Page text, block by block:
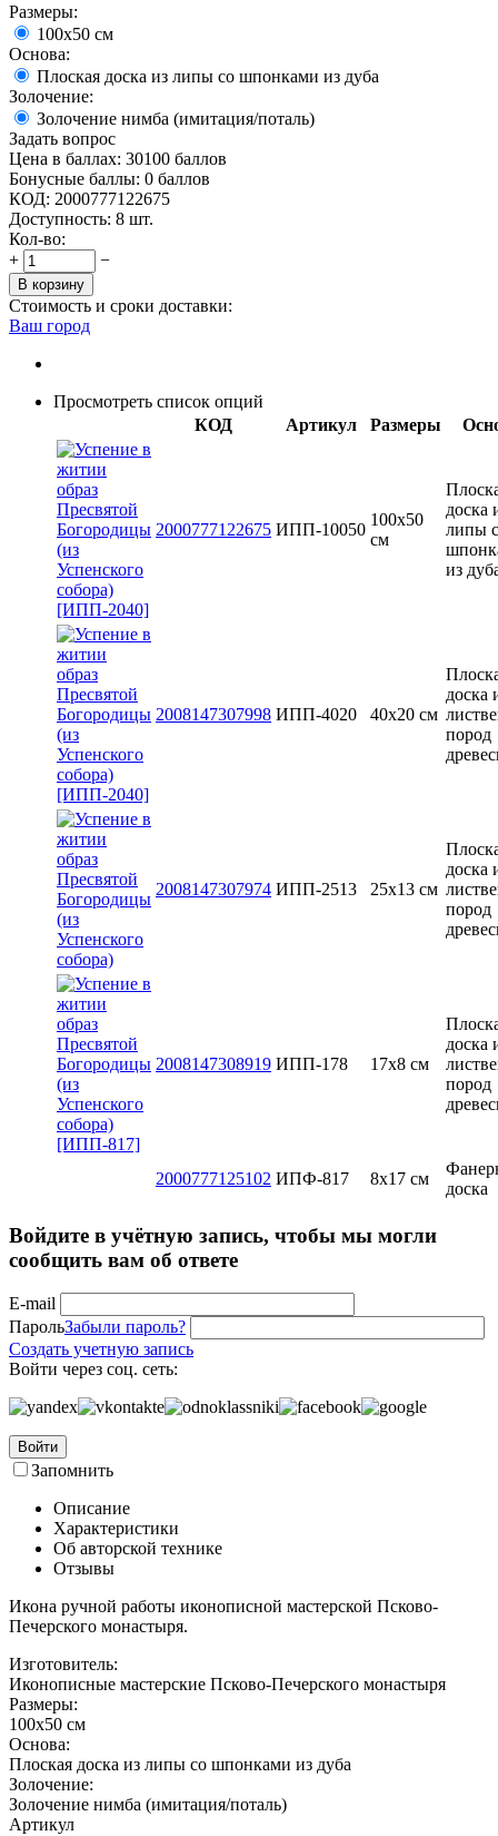
Размеры:
100х50 см
Основа:
Плоская доска из липы со шпонками из дуба
Золочение:
Золочение нимба (имитация/поталь)
Задать вопрос
Цена в баллах: 30100 баллов
Бонусные баллы: 0 баллов
КОД: 2000777122675
Доступность: 8 шт.
Кол-во:
+
−
В корзину
Стоимость и сроки доставки:
Ваш город
Просмотреть список опций
КОД
Артикул Размеры
2000777122675 ИПП-10050
100х50
см
доска
липы
из
2008147307998 ИПП-4020 40х20 см
доска
пород
2008147307974 ИПП-2513 25х13 см
доска
пород
2008147308919 ИПП-178 17х8 см
доска
пород
2000777125102 ИПФ-817 8x17 см
доска
Войдите в учётную запись, чтобы мы могли
сообщить вам об ответе
E-mail
ПарольЗабыли пароль?
Создать учетную запись
Войти через соц. сеть:
Войти
Запомнить
Описание
Характеристики
Об авторской технике
Отзывы
Икона ручной работы иконописной мастерской Псково-
Печерского монастыря.
Изготовитель:
Иконописные мастерские Псково-Печерского монастыря
Размеры:
100х50 см
Основа:
Плоская доска из липы со шпонками из дуба
Золочение:
Золочение нимба (имитация/поталь)
Артикул